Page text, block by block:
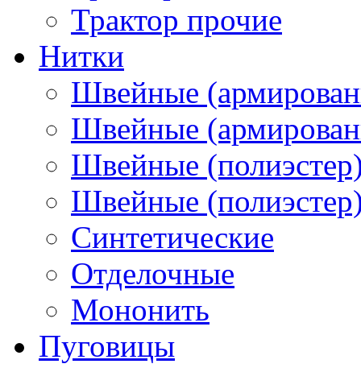
Трактор прочие
Нитки
Швейные
Швейные
Швейные
Швейные
Синтетические
Отделочные
Мононить
Пуговицы